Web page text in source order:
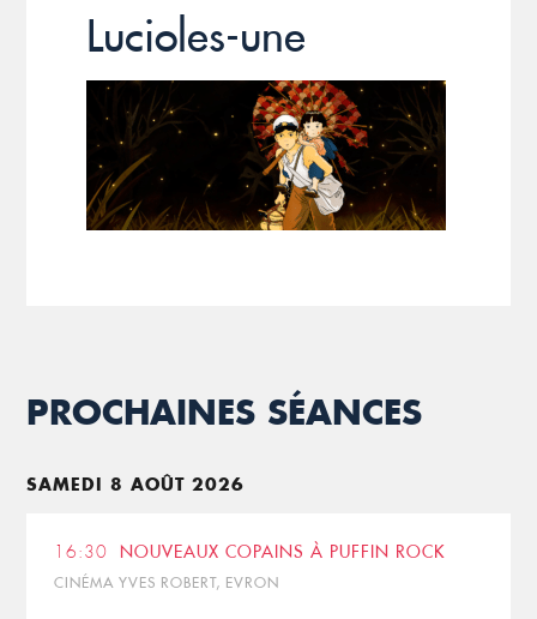
Lucioles-une
PROCHAINES SÉANCES
SAMEDI 8 AOÛT 2026
16:30 NOUVEAUX COPAINS À PUFFIN ROCK
CINÉMA YVES ROBERT, EVRON